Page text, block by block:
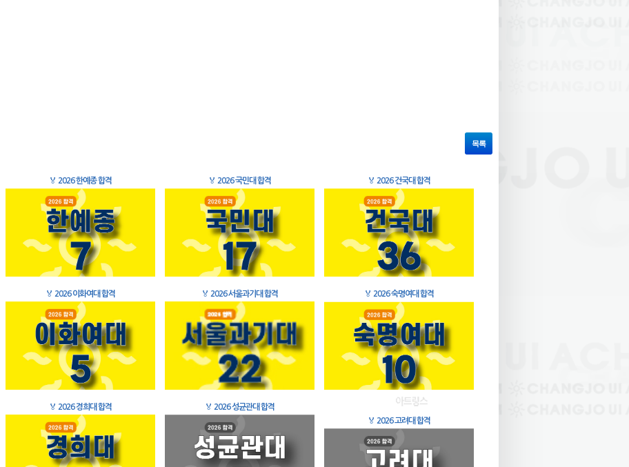
목록
🏅 2026 한예종 합격 🏅 2026 국민대 합격 🏅 2026 건국대 합격
🏅 2026 이화여대 합격 🏅 2026 서울과기대 합격 🏅 2026 숙명여대 합격
🏅 2026 경희대 합격 🏅 2026 성균관대 합격
🏅 2026 고려대 합격